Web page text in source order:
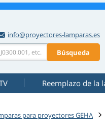
info@proyectores-lamparas.es
Búsqueda
Reemplazo de la
para proyectores GEHA